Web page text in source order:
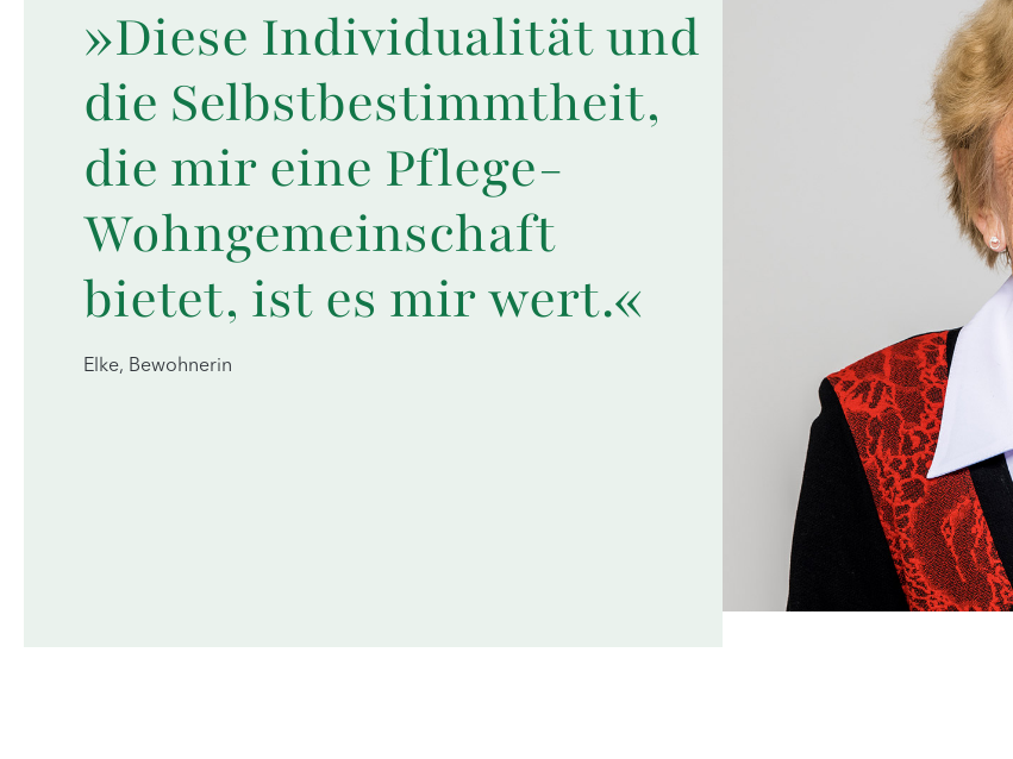
»Diese Individualität und
die Selbstbestimmtheit,
die mir eine Pflege-
Wohngemeinschaft
bietet, ist es mir wert.«
Elke, Bewohnerin